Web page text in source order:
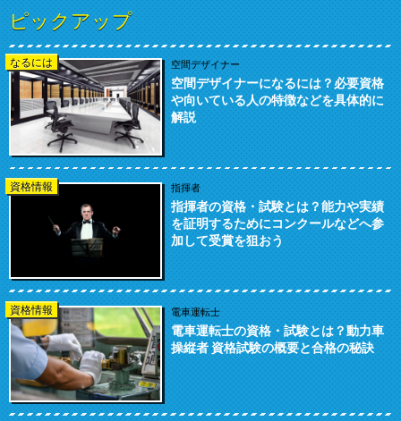
ピックアップ
なるには 空間デザイナー
空間デザイナーになるには？必要資格
や向いている人の特徴などを具体的に
解説
資格情報 指揮者
指揮者の資格・試験とは？能力や実績
を証明するためにコンクールなどへ参
加して受賞を狙おう
資格情報 電車運転士
電車運転士の資格・試験とは？動力車
操縦者 資格試験の概要と合格の秘訣